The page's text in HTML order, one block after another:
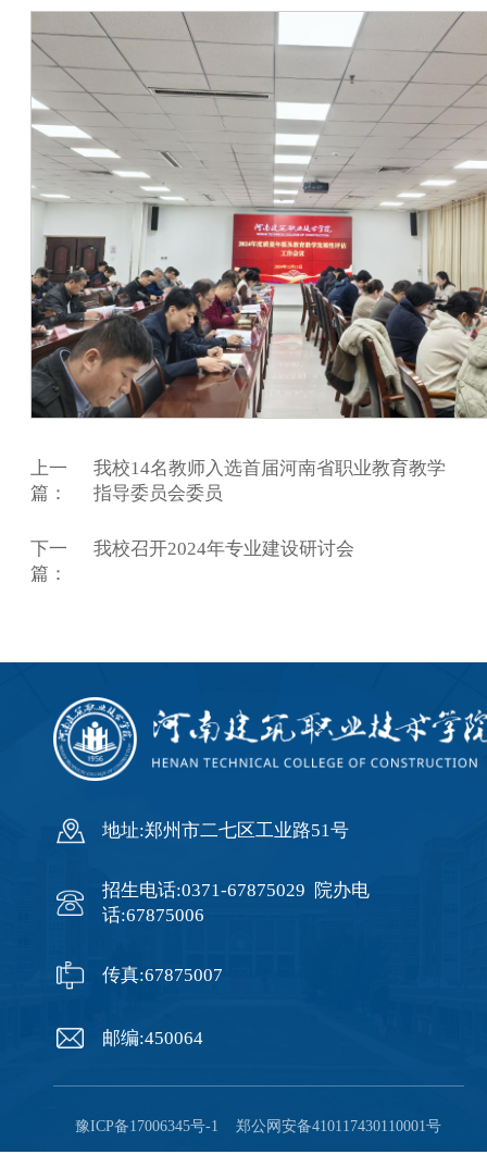
上一
篇：
我校14名教师入选首届河南省职业教育教学
指导委员会委员
下一
篇：
我校召开2024年专业建设研讨会
地址:郑州市二七区工业路51号
招生电话:0371-67875029 院办电
话:67875006
传真:67875007
邮编:450064
豫ICP备17006345号-1 郑公网安备410117430110001号